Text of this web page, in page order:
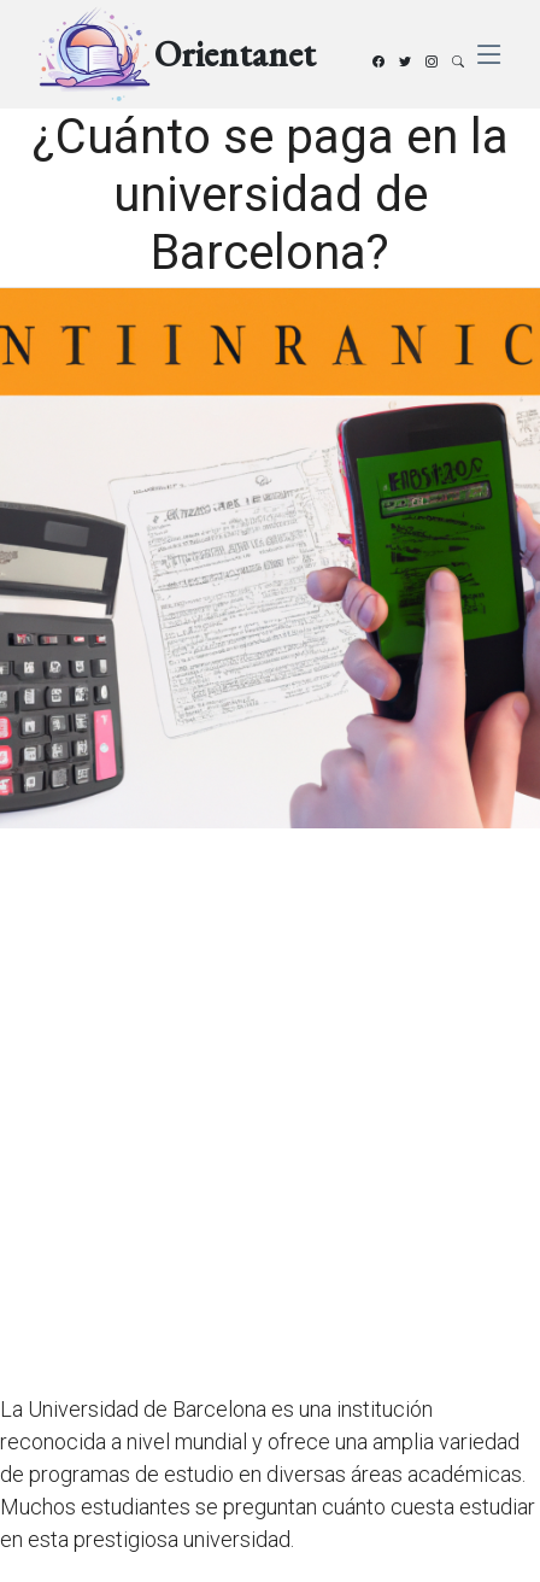
Orientanet
¿Cuánto se paga en la
universidad de
Barcelona?
La Universidad de Barcelona es una institución
reconocida a nivel mundial y ofrece una amplia variedad
de programas de estudio en diversas áreas académicas.
Muchos estudiantes se preguntan cuánto cuesta estudiar
en esta prestigiosa universidad.